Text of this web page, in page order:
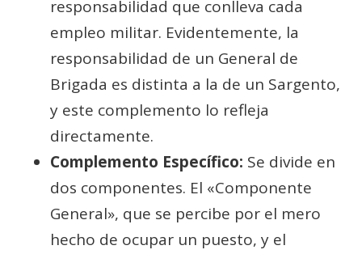
responsabilidad que conlleva cada
empleo militar. Evidentemente, la
responsabilidad de un General de
Brigada es distinta a la de un Sargento,
y este complemento lo refleja
directamente.
Complemento Específico: Se divide en
dos componentes. El «Componente
General», que se percibe por el mero
hecho de ocupar un puesto, y el